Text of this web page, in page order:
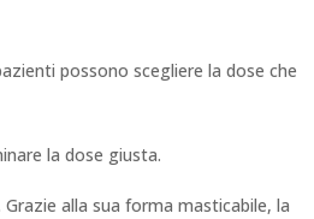
possono scegliere la dose che
la dose giusta.
alla sua forma masticabile, la